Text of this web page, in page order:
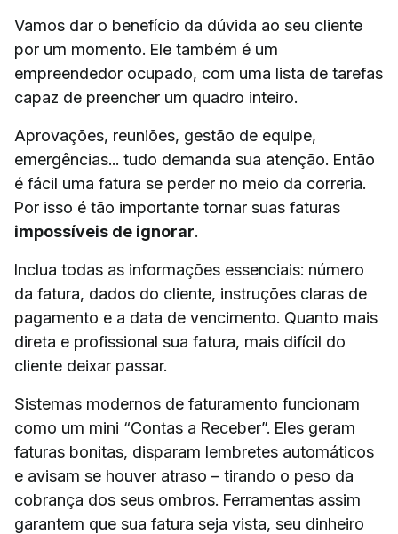
Vamos dar o benefício da dúvida ao seu cliente
por um momento. Ele também é um
empreendedor ocupado, com uma lista de tarefas
capaz de preencher um quadro inteiro.
Aprovações, reuniões, gestão de equipe,
emergências... tudo demanda sua atenção. Então
é fácil uma fatura se perder no meio da correria.
Por isso é tão importante tornar suas faturas
impossíveis de ignorar.
Inclua todas as informações essenciais: número
da fatura, dados do cliente, instruções claras de
pagamento e a data de vencimento. Quanto mais
direta e profissional sua fatura, mais difícil do
cliente deixar passar.
Sistemas modernos de faturamento funcionam
como um mini “Contas a Receber”. Eles geram
faturas bonitas, disparam lembretes automáticos
e avisam se houver atraso – tirando o peso da
cobrança dos seus ombros. Ferramentas assim
garantem que sua fatura seja vista, seu dinheiro